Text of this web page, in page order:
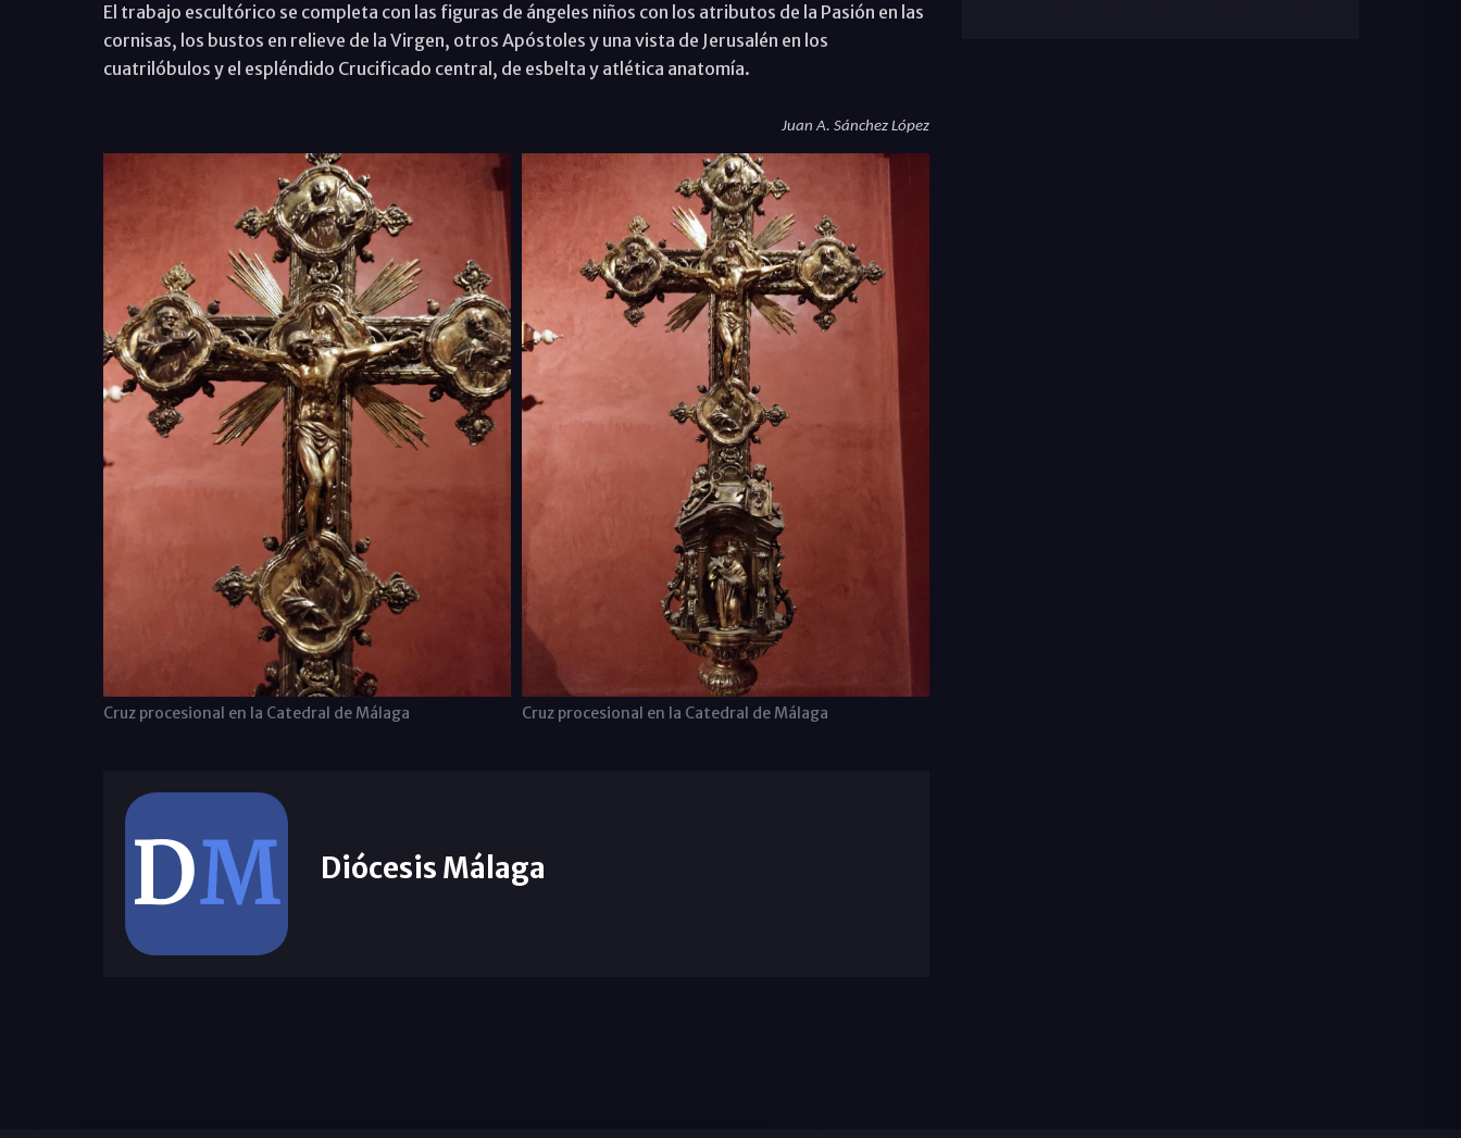
El trabajo escultórico se completa con las figuras de ángeles niños con los atributos de la Pasión en las
cornisas, los bustos en relieve de la Virgen, otros Apóstoles y una vista de Jerusalén en los
cuatrilóbulos y el espléndido Crucificado central, de esbelta y atlética anatomía.
Juan A. Sánchez López
Cruz procesional en la Catedral de Málaga Cruz procesional en la Catedral de Málaga
Diócesis Málaga